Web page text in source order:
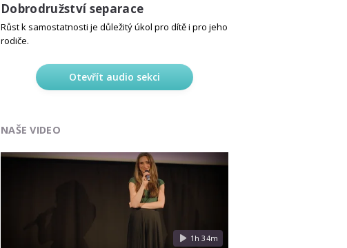
Dobrodružství separace
Růst k samostatnosti je důležitý úkol pro dítě i pro jeho
rodiče.
Otevřít audio sekci
NAŠE VIDEO
1h 34m